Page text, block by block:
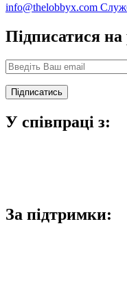
info@thelobbyx.com
Підписатися на
У співпраці з:
За підтримки: